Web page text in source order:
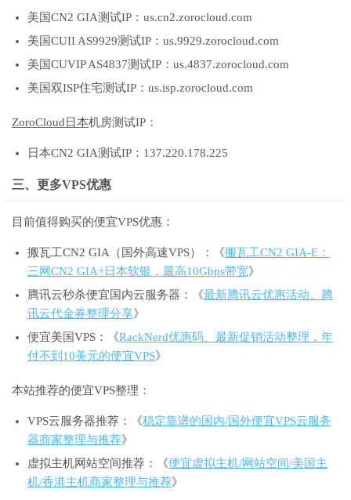
美国CN2 GIA测试IP：us.cn2.zorocloud.com
美国CUII AS9929测试IP：us.9929.zorocloud.com
美国CUVIP AS4837测试IP：us.4837.zorocloud.com
美国双ISP住宅测试IP：us.isp.zorocloud.com
ZoroCloud日本机房测试IP：
日本CN2 GIA测试IP：137.220.178.225
三、更多VPS优惠
目前值得购买的便宜VPS优惠：
搬瓦工CN2 GIA（国外高速VPS）：《搬瓦工CN2 GIA-E：
三网CN2 GIA+日本软银，最高10Gbps带宽》
腾讯云秒杀便宜国内云服务器：《最新腾讯云优惠活动、腾
讯云代金券整理分享》
便宜美国VPS：《RackNerd优惠码、最新促销活动整理，年
付不到10美元的便宜VPS》
本站推荐的便宜VPS整理：
VPS云服务器推荐：《稳定靠谱的国内/国外便宜VPS云服务
器商家整理与推荐》
虚拟主机网站空间推荐：《便宜虚拟主机/网站空间/美国主
机/香港主机商家整理与推荐》